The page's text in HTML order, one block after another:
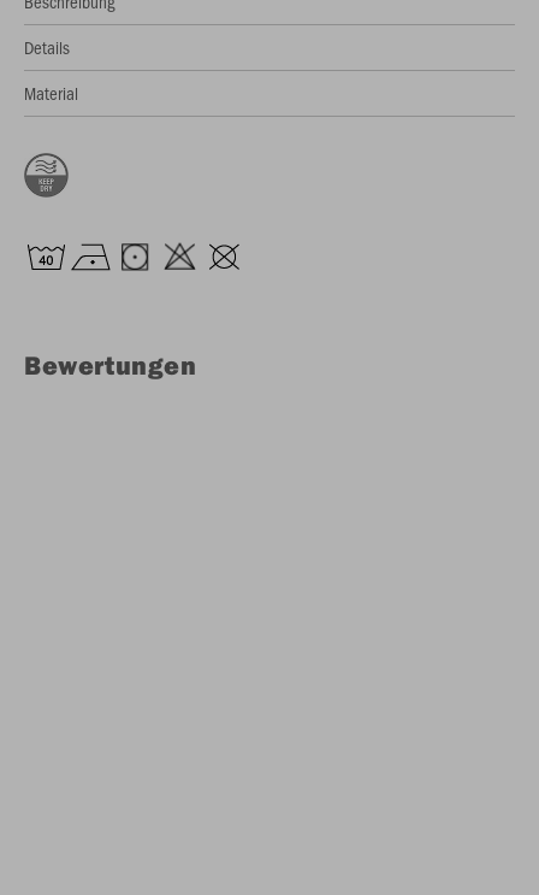
Details
Material
Bewertungen